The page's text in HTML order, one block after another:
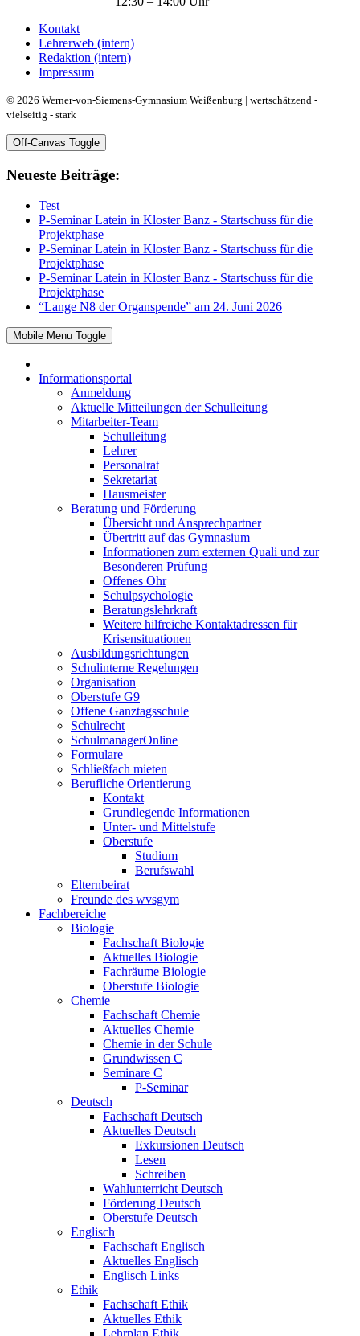
Kontakt
Lehrerweb (intern)
Redaktion (intern)
Impressum
© 2026 Werner-von-Siemens-Gymnasium Weißenburg | wertschätzend -
vielseitig - stark
Off-Canvas Toggle
Neueste Beiträge:
Test
P-Seminar Latein in Kloster Banz - Startschuss für die
Projektphase
P-Seminar Latein in Kloster Banz - Startschuss für die
Projektphase
P-Seminar Latein in Kloster Banz - Startschuss für die
Projektphase
“Lange N8 der Organspende” am 24. Juni 2026
Mobile Menu Toggle
Informationsportal
Anmeldung
Aktuelle Mitteilungen der Schulleitung
Mitarbeiter-Team
Schulleitung
Lehrer
Personalrat
Sekretariat
Hausmeister
Beratung und Förderung
Übersicht und Ansprechpartner
Übertritt auf das Gymnasium
Informationen zum externen Quali und zur
Besonderen Prüfung
Offenes Ohr
Schulpsychologie
Beratungslehrkraft
Weitere hilfreiche Kontaktadressen für
Krisensituationen
Ausbildungsrichtungen
Schulinterne Regelungen
Organisation
Oberstufe G9
Offene Ganztagsschule
Schulrecht
SchulmanagerOnline
Formulare
Schließfach mieten
Berufliche Orientierung
Kontakt
Grundlegende Informationen
Unter- und Mittelstufe
Oberstufe
Studium
Berufswahl
Elternbeirat
Freunde des wvsgym
Fachbereiche
Biologie
Fachschaft Biologie
Aktuelles Biologie
Fachräume Biologie
Oberstufe Biologie
Chemie
Fachschaft Chemie
Aktuelles Chemie
Chemie in der Schule
Grundwissen C
Seminare C
P-Seminar
Deutsch
Fachschaft Deutsch
Aktuelles Deutsch
Exkursionen Deutsch
Lesen
Schreiben
Wahlunterricht Deutsch
Förderung Deutsch
Oberstufe Deutsch
Englisch
Fachschaft Englisch
Aktuelles Englisch
Englisch Links
Ethik
Fachschaft Ethik
Aktuelles Ethik